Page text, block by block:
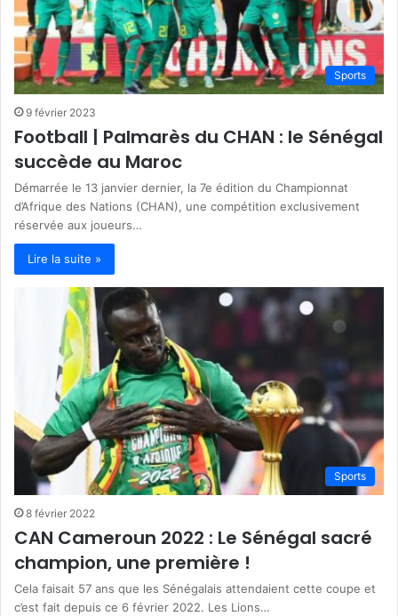
Sports
9 février 2023
Football | Palmarès du CHAN : le Sénégal
succède au Maroc
Démarrée le 13 janvier dernier, la 7e édition du Championnat
d’Afrique des Nations (CHAN), une compétition exclusivement
réservée aux joueurs…
Lire la suite »
Sports
8 février 2022
CAN Cameroun 2022 : Le Sénégal sacré
champion, une première !
Cela faisait 57 ans que les Sénégalais attendaient cette coupe et
c’est fait depuis ce 6 février 2022. Les Lions…